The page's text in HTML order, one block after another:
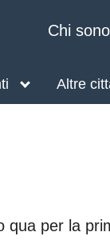
Chi
Altre
qua per la